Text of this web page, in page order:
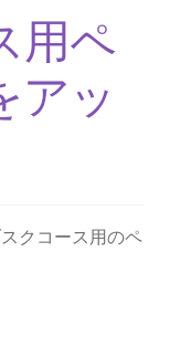
用ペ
アッ
クコース用のペ